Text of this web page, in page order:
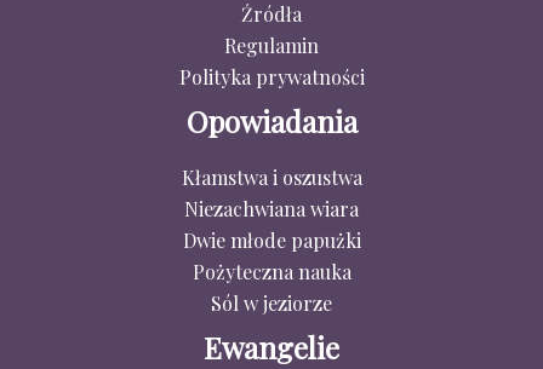
Źródła
Regulamin
Polityka prywatności
Opowiadania
Kłamstwa i oszustwa
Niezachwiana wiara
Dwie młode papużki
Pożyteczna nauka
Sól w jeziorze
Ewangelie